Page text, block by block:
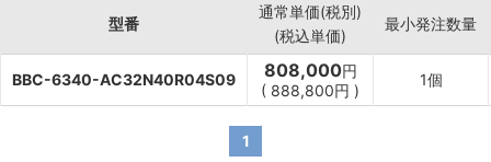
型番
通常単価(税別)
(税込単価)
最小発注数量
BBC-6340-AC32N40R04S09 808,000円
( 888,800円 )
1個
1